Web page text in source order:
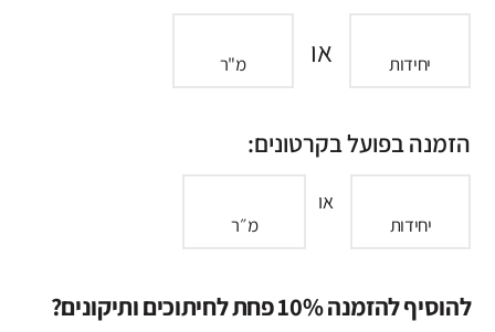
יחידות או מ"ר
הזמנה בפועל בקרטונים:
יחידות
או
מ״ר
להוסיף להזמנה 10% פחת לחיתוכים ותיקונים?